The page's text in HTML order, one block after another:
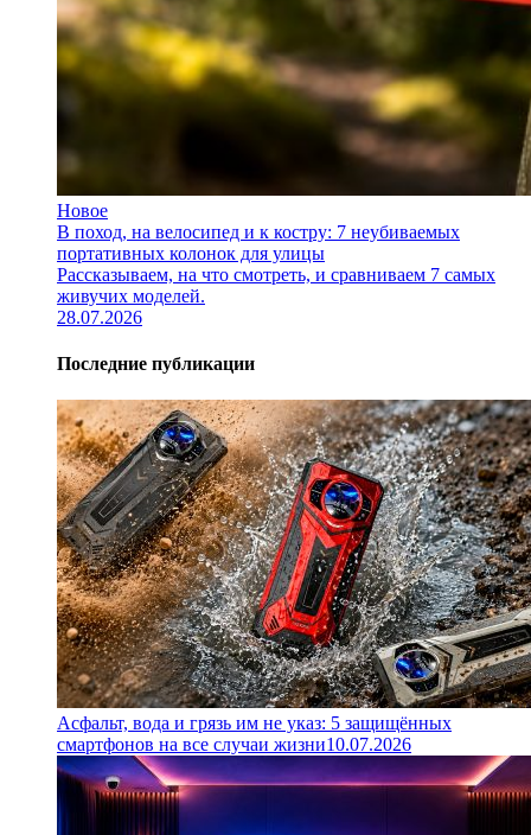
Новое
В поход, на велосипед и к костру: 7 неубиваемых
портативных колонок для улицы
Рассказываем, на что смотреть, и сравниваем 7 самых
живучих моделей.
28.07.2026
Последние публикации
Асфальт, вода и грязь им не указ: 5 защищённых
смартфонов на все случаи жизни10.07.2026